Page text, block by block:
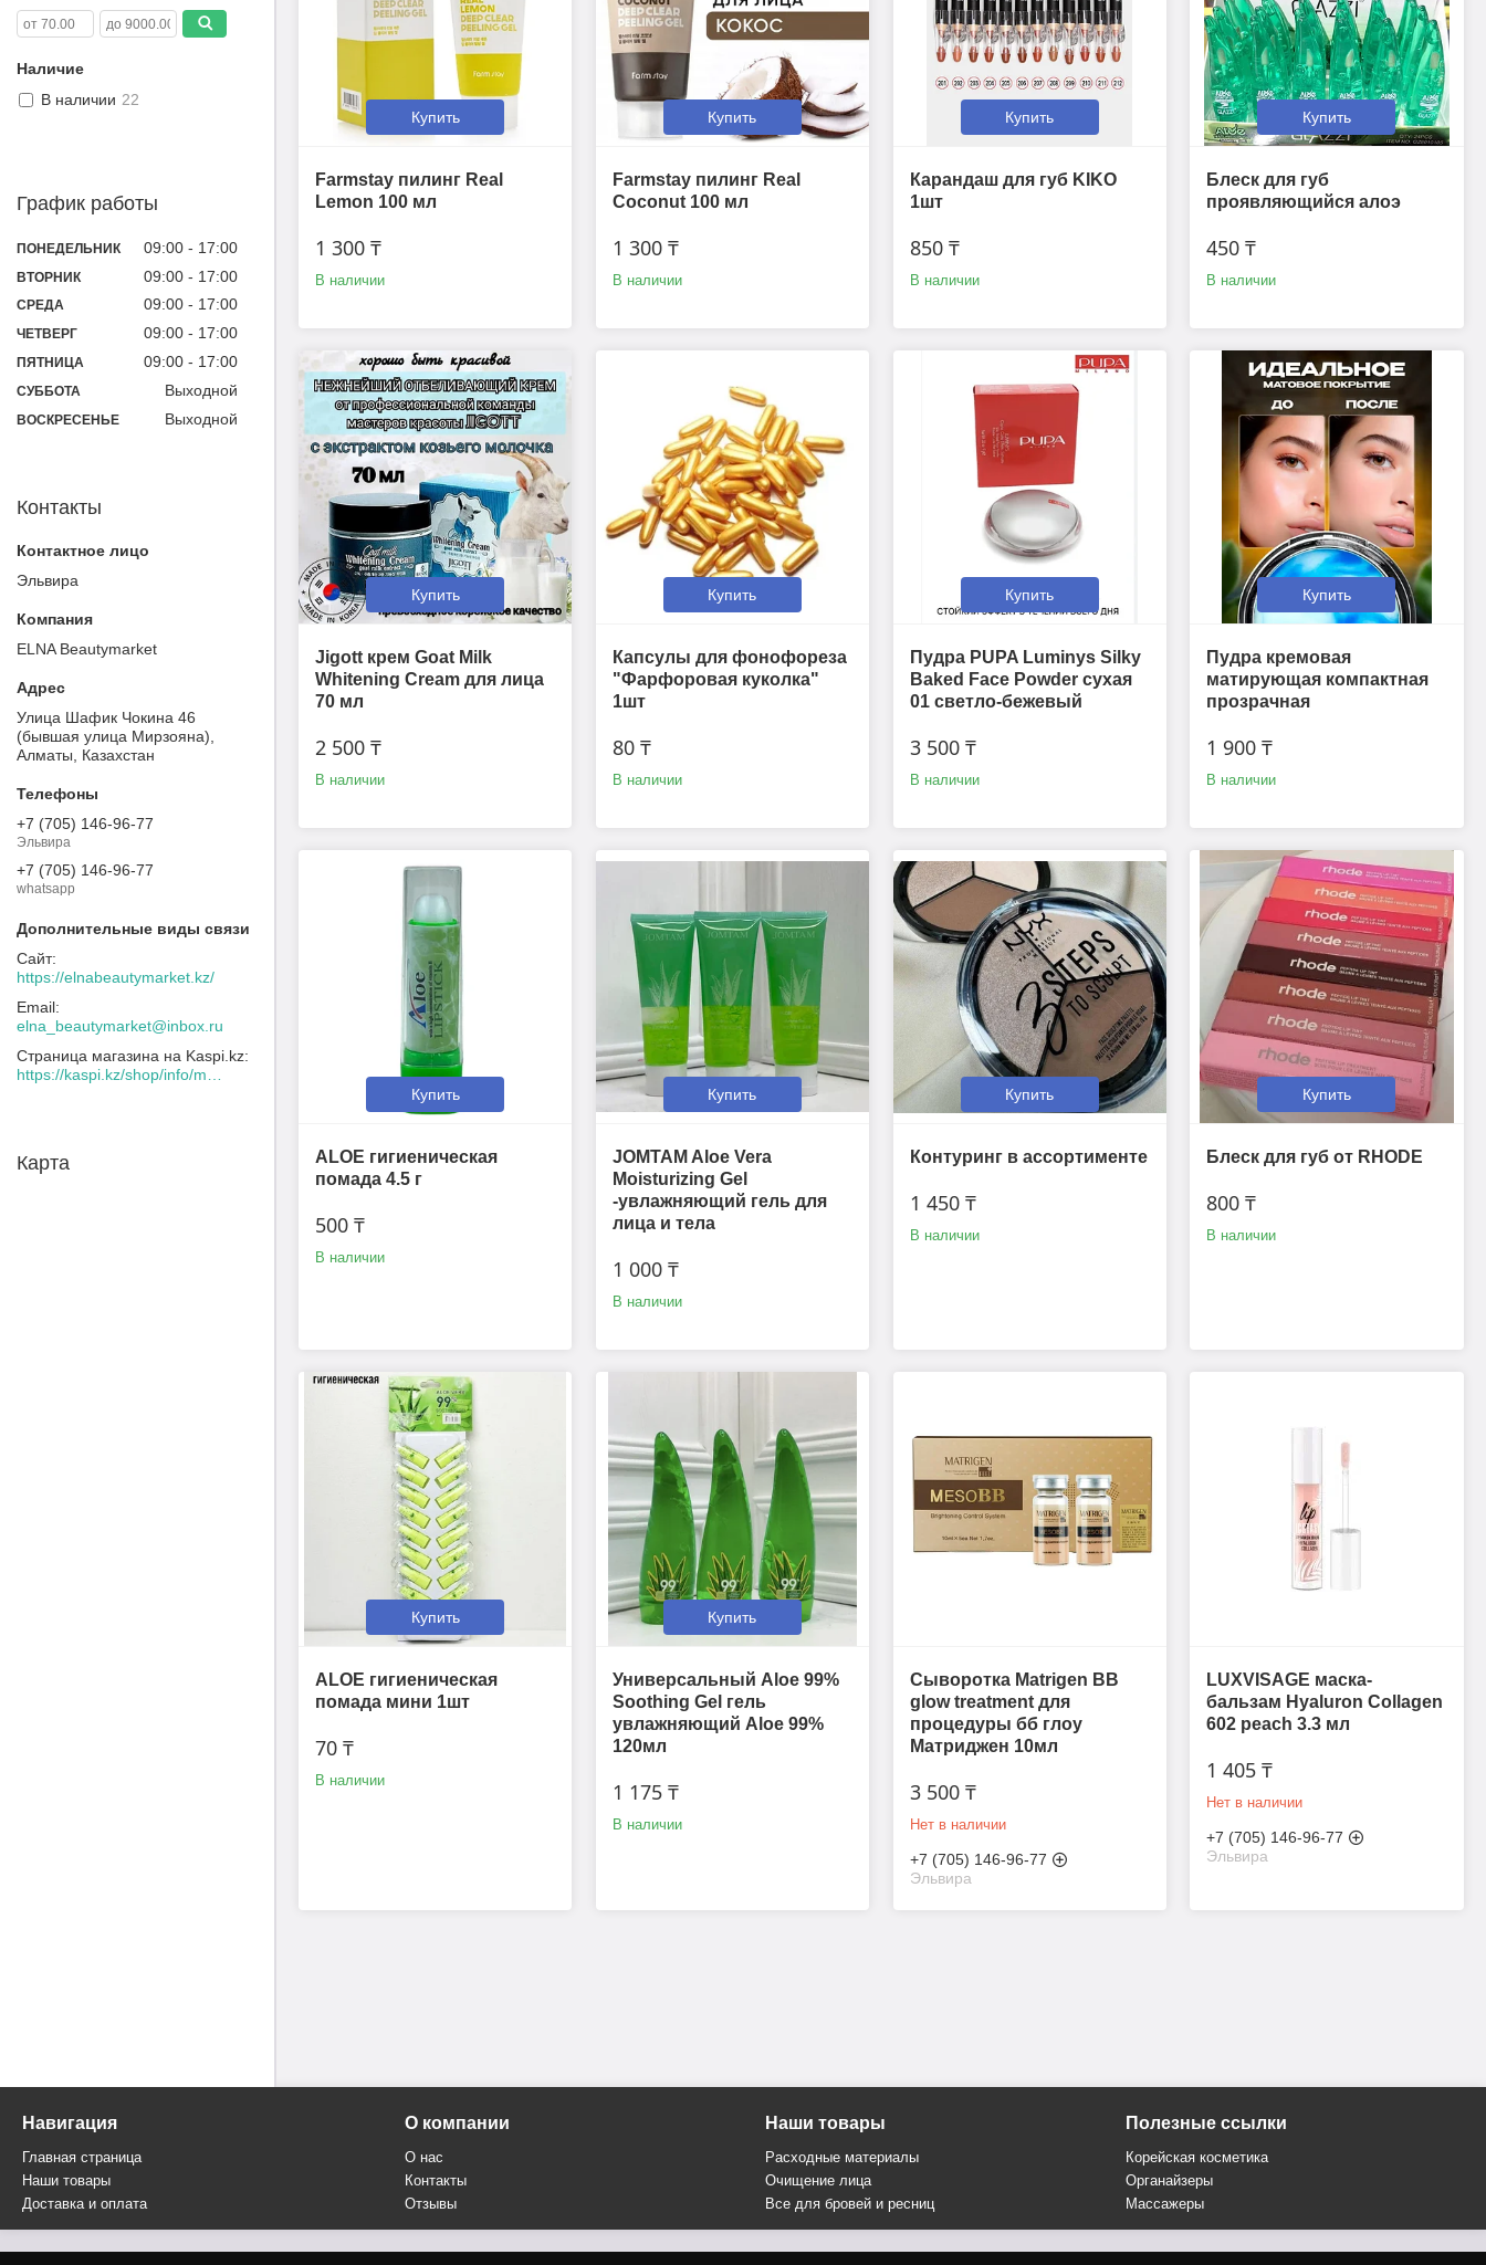
Купить
Farmstay пилинг Real
Lemon 100 мл
1 300 ₸
В наличии
Купить
Farmstay пилинг Real
Coconut 100 мл
1 300 ₸
В наличии
Купить
Карандаш для губ KIKO
1шт
850 ₸
В наличии
Купить
Блеск для губ
проявляющийся алоэ
450 ₸
В наличии
Купить
Jigott крем Goat Milk
Whitening Cream для лица
70 мл
2 500 ₸
В наличии
Купить
Капсулы для фонофореза
"Фарфоровая куколка"
1шт
80 ₸
В наличии
Купить
Пудра PUPA Luminys Silky
Baked Face Powder сухая
01 светло-бежевый
3 500 ₸
В наличии
Купить
Пудра кремовая
матирующая компактная
прозрачная
1 900 ₸
В наличии
Купить
ALOE гигиеническая
помада 4.5 г
500 ₸
В наличии
Купить
JOMTAM Aloe Vera
Moisturizing Gel
-увлажняющий гель для
лица и тела
1 000 ₸
В наличии
Купить
Контуринг в ассортименте
1 450 ₸
В наличии
Купить
Блеск для губ от RHODE
800 ₸
В наличии
Купить
ALOE гигиеническая
помада мини 1шт
70 ₸
В наличии
Купить
Универсальный Aloe 99%
Soothing Gel гель
увлажняющий Aloe 99%
120мл
1 175 ₸
В наличии
Сыворотка Matrigen BB
glow treatment для
процедуры бб глоу
Матриджен 10мл
3 500 ₸
Нет в наличии
+7 (705) 146-96-77
Эльвира
LUXVISAGE маска-
бальзам Hyaluron Collagen
602 peach 3.3 мл
1 405 ₸
Нет в наличии
+7 (705) 146-96-77
Эльвира
Наличие
В наличии 22
График работы
ПОНЕДЕЛЬНИК 09:00 17:00
ВТОРНИК 09:00 17:00
СРЕДА 09:00 17:00
ЧЕТВЕРГ 09:00 17:00
ПЯТНИЦА 09:00 17:00
СУББОТА Выходной
ВОСКРЕСЕНЬЕ Выходной
Контакты
Эльвира
ELNA Beautymarket
Улица Шафик Чокина 46
(бывшая улица Мирзояна),
Алматы, Казахстан
+7 (705) 146-96-77
Эльвира
+7 (705) 146-96-77
whatsapp
https://elnabeautymarket.kz/
elna_beautymarket@inbox.ru
Страница магазина на Kaspi.kz
Карта
Навигация
Главная страница
Наши товары
Доставка и оплата
О компании
О нас
Контакты
Отзывы
Наши товары
Расходные материалы
Очищение лица
Все для бровей и ресниц
Полезные ссылки
Корейская косметика
Органайзеры
Массажеры